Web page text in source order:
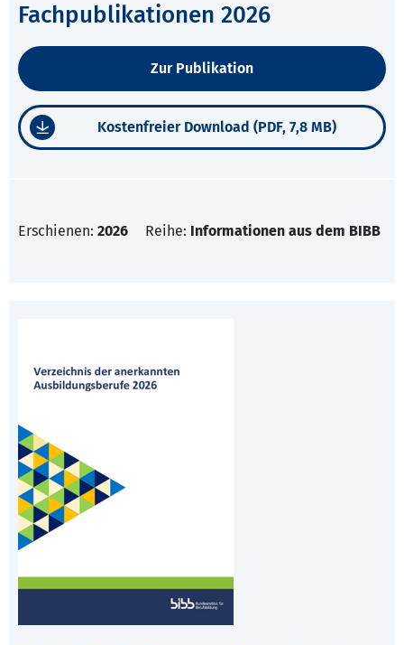
Fachpublikationen 2026
Zur Publikation
Kostenfreier Download (PDF, 7,8 MB)
Erschienen: 2026 Reihe: Informationen aus dem BIBB